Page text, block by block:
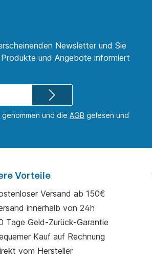
Newsletter und Sie
und Angebote informiert
genommen und die AGB gelesen und
Vorteile
Versand ab 150€
innerhalb von 24h
Tage Geld-Zurück-Garantie
Kauf auf Rechnung
vom Hersteller